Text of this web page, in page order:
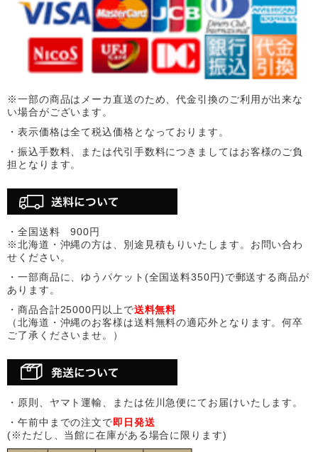
※一部の商品はメーカ直送のため、代金引換のご利用が出来な
い場合がございます。
・表示価格は全て税込価格となっております。
・振込手数料、または代引手数料につきましてはお客様のご負
担となります。
・全国送料 900円
※北海道・沖縄の方は、別途見積もりいたします。お問い合わ
せください。
・一部商品に、ゆうパケット(全国送料350円)で郵送する商品が
あります。
・商品合計25000円以上で送料無料
（北海道・沖縄のお客様は送料無料の適応外となります。何卒
ご了承くださいませ。）
・原則、ヤマト運輸、または佐川急便にてお届けいたします。
・午前中までの注文で即日発送
(※ただし、当館に在庫がある場合に限ります)